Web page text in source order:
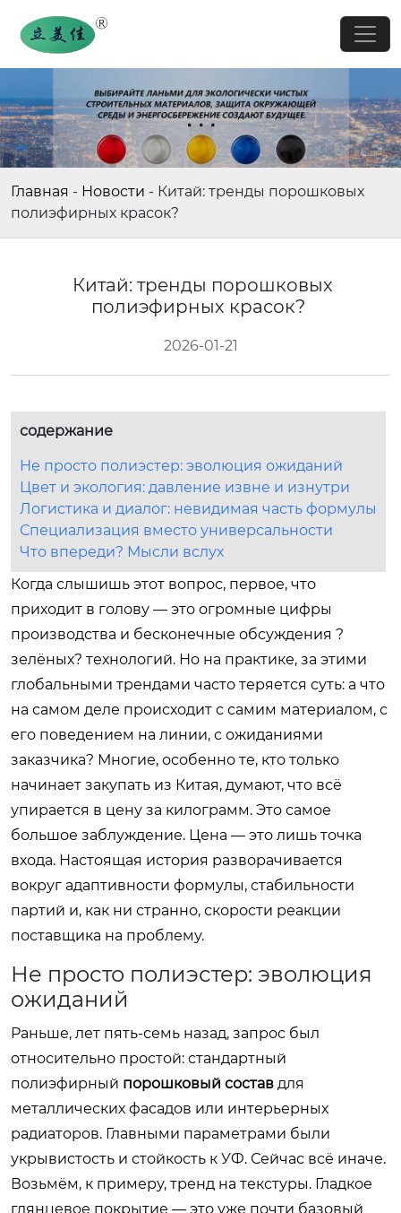
Главная - Новости - Китай: тренды порошковых
полиэфирных красок?
Китай: тренды порошковых
полиэфирных красок?
2026-01-21
содержание
Не просто полиэстер: эволюция ожиданий
Цвет и экология: давление извне и изнутри
Логистика и диалог: невидимая часть формулы
Специализация вместо универсальности
Что впереди? Мысли вслух
Когда слышишь этот вопрос, первое, что
приходит в голову — это огромные цифры
производства и бесконечные обсуждения ?
зелёных? технологий. Но на практике, за этими
глобальными трендами часто теряется суть: а что
на самом деле происходит с самим материалом, с
его поведением на линии, с ожиданиями
заказчика? Многие, особенно те, кто только
начинает закупать из Китая, думают, что всё
упирается в цену за килограмм. Это самое
большое заблуждение. Цена — это лишь точка
входа. Настоящая история разворачивается
вокруг адаптивности формулы, стабильности
партий и, как ни странно, скорости реакции
поставщика на проблему.
Не просто полиэстер: эволюция
ожиданий
Раньше, лет пять-семь назад, запрос был
относительно простой: стандартный
полиэфирный порошковый состав для
металлических фасадов или интерьерных
радиаторов. Главными параметрами были
укрывистость и стойкость к УФ. Сейчас всё иначе.
Возьмём, к примеру, тренд на текстуры. Гладкое
глянцевое покрытие — это уже почти базовый